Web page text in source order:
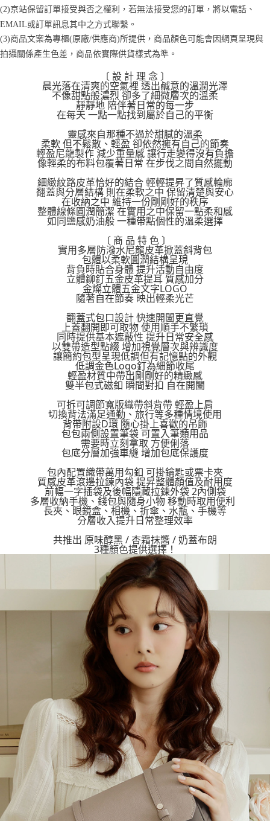
醒簡訊。
2.透過簡訊連結打開帳單後，可選擇「超商條碼／台灣大直營門市／銀行轉
帳／街口支付／iPASS MONEY」等通路繳費。
【注意事項】
用戶於交易時，得透過本服務購買商品或服務，並由商店將買賣／分期付款
買賣價金債權讓與本公司後，依約使用本公司帳單繳交帳款。
2.基於同意付款使用「大哥付你分期」之契約關係目的，商店將以您的個人
資料（包含姓名、電話或地址）提供予台灣大哥大進項蒐集、處理及利用，
由本公司與您本人進行分期帳單所需資料之確認、核對及更正。
3.完整用戶服務條款，請詳閱以下連結：https://oppay.tw/userRule
【「AFTEE先享後付」結帳流程】
１．於結帳方式選擇「AFTEE先享後付」後，將跳轉至「AFTEE先享後付」
結帳頁面，進行簡訊認證並確認金額後，即可完成結帳。
２．訂單成立數日內，您將收到繳費通知簡訊。
３．收到繳費通知簡訊後14天內，點擊此簡訊中的連結，可透過四大超商／
ATM／網路銀行／等多元方式進行付款，方視為交易完成。
※ 請注意：結帳手續完成當下不需立刻繳費，但若您需要取消訂單，請聯絡
購買商品的店家。未經商家同意取消之訂單仍視為有效，需透過AFTEE先享
後付繳納相關費用。
※ 交易是否成功請以「AFTEE先享後付 」之結帳頁面顯示為準，若有關於
是否繳費成功／繳費後需取消欲退款等相關疑問，請聯繫「AFTEE先享後付
【注意事項】
１．透過由恩沛科技股份有限公司提供之「AFTEE先享後付」服務完成之交
易，需依本服務之必要範圍內提供個人資料，並將交易相關給付款項請求債
權轉讓予恩沛科技股份有限公司。
２．關於個人資料處理事宜，請瀏覽以下網址：
https://aftee.tw/terms/#terms3
３．未成年的使用者請事先徵得法定代理人或監護人之同意方可使用
「AFTEE先享後付」，若未經同意申辦者引起之損失，本公司不負相關責
４．使用「AFTEE先享後付」時，將依據個別帳號之用戶狀況，依本公司即
時審查核予不同之上限額度；若仍有額度不足之情形，本公司將視審查結果
請求用戶進行身份認證。
５．嚴禁一人註冊多個帳號或使用他人資訊註冊。若發現惡意使用之情形，
恩沛科技股份有限公司將有權停止該用戶之使用額度並採取法律行動。
每筆NT$70，滿NT$899(含以上)免運費
付款後7-11取貨
每筆NT$70，滿NT$899(含以上)免運費
每筆NT$100，滿NT$1,000(含以上)免運費
京站台北店客服中心(1F星巴克旁) 即日起不提供京站紙袋，取件時
請自備購物袋，若需購買紙袋可現場詢問
(2)京站保留訂單接受與否之權利，若無法接受您的訂單，將以電話、
EMAIL或訂單訊息其中之方式聯繫。
(3)商品文案為專櫃(原廠/供應商)所提供，商品顏色可能會因網頁呈現與
拍攝關係產生色差，商品依實際供貨樣式為準。
〔 設 計 理 念 〕
晨光落在清爽的空氣裡 透出鹹意的溫潤光澤
不像甜點般濃烈 卻多了細微層次的溫柔
靜靜地 陪伴著日常的每一步
在每天 一點一點找到屬於自己的平衡
靈感來自那種不過於甜膩的溫柔
柔軟 但不鬆散、輕盈 卻依然擁有自己的節奏
輕盈尼龍製作 減少重量感 讓行走變得沒有負擔
像輕柔的布料包覆著日常 在步伐之間自然擺動
細緻紋路皮革恰好的結合 輕輕提昇了質感輪廓
翻蓋與分層結構 則在柔軟之中 保留清楚與安心
在收納之中 維持一份剛剛好的秩序
整體線條圓潤簡潔 在實用之中保留一點柔和感
如同鹽感奶油般 一種帶點個性的溫柔選擇
〔 商 品 特 色 〕
實用多層防潑水尼龍皮革掀蓋斜背包
包體以柔軟圓潤結構呈現
背負時貼合身體 提升活動自由度
立體鉚釘五金皮革提耳 質感加分
金燦立體五金文字LOGO
隨著自在節奏 映出輕柔光芒
翻蓋式包口設計 快速開闔更直覺
上蓋翻開即可取物 使用順手不繁瑣
同時提供基本遮蔽性 提升日常安全感
以雙帶造型點綴 增加視覺層次與辨識度
讓簡約包型呈現低調但有記憶點的外觀
低調金色Logo釘為細節收尾
輕盈材質中帶出剛剛好的精緻感
雙半包式磁釦 瞬間對扣 自在開闔
可拆可調節寬版織帶斜背帶 輕盈上肩
切換背法滿足通勤、旅行等多種情境使用
背帶附設D環 隨心掛上喜歡的吊飾
包包兩側設置筆袋 可置入筆類用品
需要時立刻拿取 方便俐落
包底分層加強車縫 增加包底保護度
包內配置織帶萬用勾釦 可掛鑰匙或票卡夾
質感皮革滾邊拉鍊內袋 提昇整體顏值及耐用度
前幅一字插袋及後幅隱藏拉鍊外袋 2內側袋
多層收納手機、錢包與隨身小物 移動時取用便利
長夾、眼鏡盒、相機、折傘、水瓶、手機等
分層收入提升日常整理效率
共推出 原味醇黑 / 杏霜抹醬 / 奶蓋布朗
3種顏色提供選擇！